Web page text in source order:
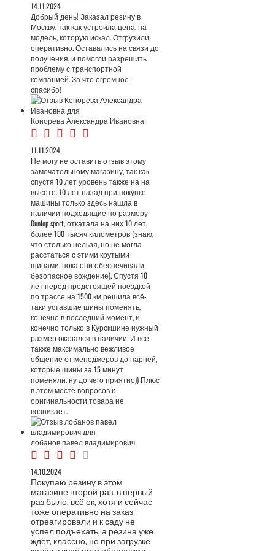
14.11.2024
Добрый день! Заказал резину в
Москву, так как устроила цена, на
модель, которую искал. Отгрузили
оперативно. Оставались на связи до
получения, и помогли разрешить
проблему с транспортной
компанией. За что огромное
спасибо!
Конорева Александра Ивановна
11.11.2024
Не могу не оставить отзыв этому
замечательному магазину, так как
спустя 10 лет уровень также на на
высоте. 10 лет назад при покупке
машины только здесь нашла в
наличии подходящие по размеру
Dunlop sport, откатала на них 10 лет,
более 100 тысяч километров (знаю,
что столько нельзя, но не могла
расстаться с этими крутыми
шинами, пока они обеспечивали
безопасное вождение). Спустя 10
лет перед предстоящей поездкой
по трассе на 1500 км решила всё-
таки уставшие шины поменять,
конечно в последний момент, и
конечно только в Курскшине нужный
размер оказался в наличии. И всё
также максимально вежливое
общение от менеджеров до парней,
которые шины за 15 минут
поменяли, ну до чего приятно)) Плюс
в этом месте вопросов к
оригинальности товара не
возникает.
лобанов павел владимирович
14.10.2024
Покупаю резину в этом
магазине второй раз, в первый
раз было, всё ок, хотя и сейчас
тоже оперативно на заказ
отреагировали и к саду не
успел подъехать, а резина уже
ждёт, классно, но при загрузке